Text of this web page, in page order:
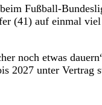
Fußball-
(41) auf einmal
noch etwas
2027 unter Vertrag